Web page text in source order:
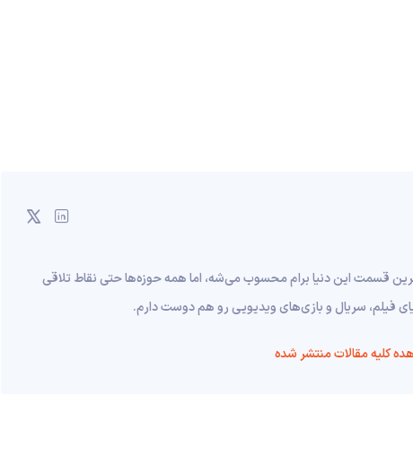
قسمت این دنیا برام محسوب می‌شه، اما همه حوزه‌ها حتی نقاط تلاقی
فیلم، سریال و بازی‌های ویدیویی رو هم دوست دارم.
کلیه مقالات منتشر شده